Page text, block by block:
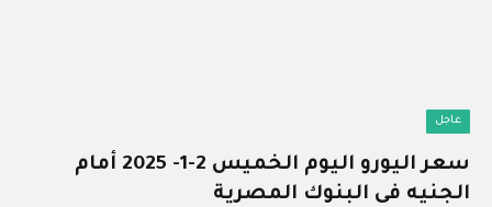
عاجل
سعر اليورو اليوم الخميس 2-1- 2025 أمام
الجنيه فى البنوك المصرية